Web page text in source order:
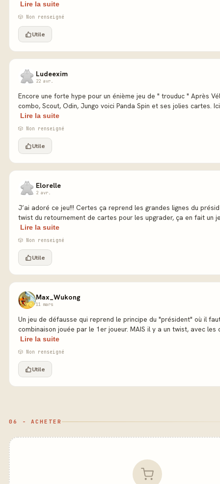
Lire la suite
🎲 Non renseigné
Utile
Ludeexim
22 avr.
Encore une forte hype pour un énième jeu de " trouduc " Après
combo, Scout, Odin, Jungo voici Panda Spin et ses jolies cartes.
Lire la suite
🎲 Non renseigné
Utile
Elorelle
2 avr.
J’ai adoré ce jeu!!! Certes ça reprend les grandes lignes du
twist du retournement de cartes pour les upgrader, ça en fait un
Lire la suite
🎲 Non renseigné
Utile
Max_Wukong
11 mars
Un jeu de défausse qui reprend le principe du "président" où il
combinaison jouée par le 1er joueur. MAIS il y a un twist, avec les
Lire la suite
🎲 Non renseigné
Utile
06 - ACHETER